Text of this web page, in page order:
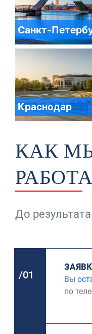
Санкт-
Краснодар
КАК
До
/01
Вы
по